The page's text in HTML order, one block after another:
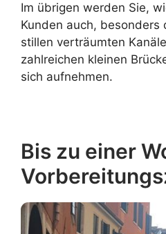
Im übrigen werden Sie,
Kunden auch, besonders
stillen verträumten
zahlreichen kleinen
sich aufnehmen.
Bis zu einer